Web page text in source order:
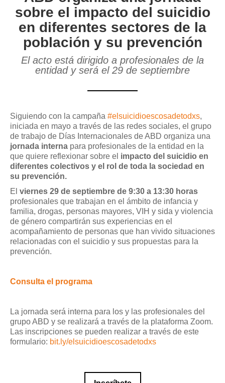
sobre el impacto del suicidio
en diferentes sectores de la
población y su prevención
El acto está dirigido a profesionales de la
entidad y será el 29 de septiembre
Siguiendo con la campaña #elsuicidioescosadetodxs,
iniciada en mayo a través de las redes sociales, el grupo
de trabajo de Días Internacionales de ABD organiza una
jornada interna para profesionales de la entidad en la
que quiere reflexionar sobre el impacto del suicidio en
diferentes colectivos y el rol de toda la sociedad en
su prevención.
El viernes 29 de septiembre de 9:30 a 13:30 horas
profesionales que trabajan en el ámbito de infancia y
familia, drogas, personas mayores, VIH y sida y violencia
de género compartirán sus experiencias en el
acompañamiento de personas que han vivido situaciones
relacionadas con el suicidio y sus propuestas para la
prevención.
Consulta el programa
La jornada será interna para los y las profesionales del
grupo ABD y se realizará a través de la plataforma Zoom.
Las inscripciones se pueden realizar a través de este
formulario: bit.ly/elsuicidioescosadetodxs